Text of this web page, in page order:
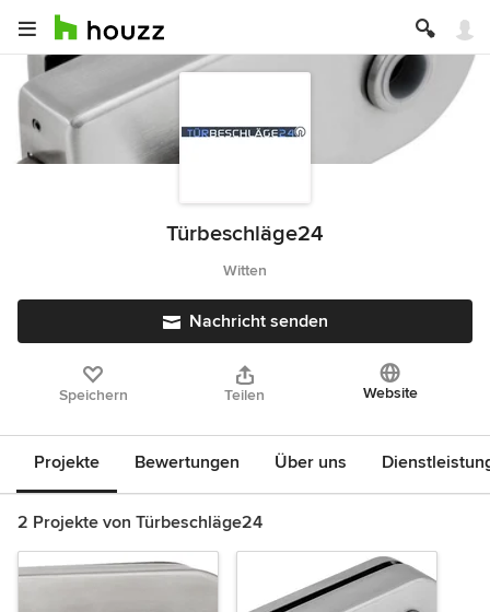
Türbeschläge24
Witten
Nachricht senden
Speichern Teilen Website
Projekte Bewertungen Über uns
2 Projekte von Türbeschläge24